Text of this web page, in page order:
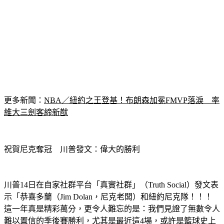
更多新聞： NBA／紐約之王登基！布朗森加冕FMVP落淚　率
維大三劍客締新猷
祝賀尼克奪冠　川普發文：偉大的勝利
川普14日在自家社群平台「真實社群」（Truth Social）發文表
示「恭喜多蘭（Jim Dolan，尼克老闆）和紐約尼克隊！！！
這一年真是精彩萬分，更令人難忘的是：我們見證了無數令人
難以置信的季後賽勝利，尤其是最近這4場，或許是籃球史上